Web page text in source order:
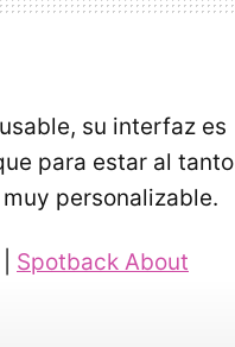
su interfaz es
para estar al tanto
personalizable.
Spotback About